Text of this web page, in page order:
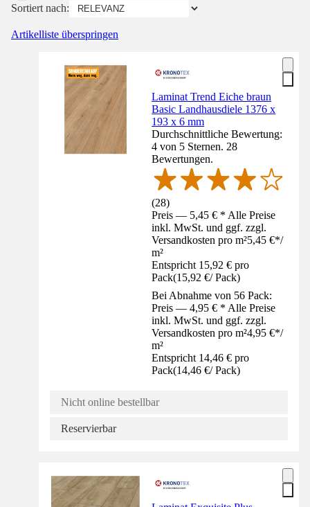
Sortiert nach:
Artikelliste überspringen
Laminat Trend Eiche braun
Basic Landhausdiele 1376 x
193 x 6 mm
Durchschnittliche Bewertung:
4 von 5 Sternen. 28
Bewertungen.
(28)
Preis — 5,45 € * Alle Preise
inkl. MwSt. und ggf. zzgl.
Versandkosten pro m²5,45 €*/
m²
Entspricht 15,92 € pro
Pack(15,92 €/ Pack)
Bei Abnahme von 56 Pack:
Preis — 4,95 € * Alle Preise
inkl. MwSt. und ggf. zzgl.
Versandkosten pro m²4,95 €*/
m²
Entspricht 14,46 € pro
Pack(14,46 €/ Pack)
Nicht online bestellbar
Reservierbar